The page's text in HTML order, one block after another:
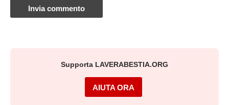
Supporta LAVERABESTIA.ORG
AIUTA ORA